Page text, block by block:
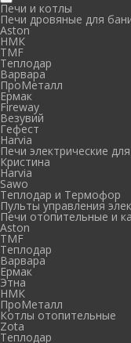
Печи и котлы
Печи дровяные для
Aston
НМК
TMF
Теплодар
Варвара
ПроМеталл
Ермак
Fireway
Везувий
Гефест
Harvia
Печи электрические
Кристина
Harvia
Sawo
Теплодар и Термофор
Пульты управления
Печи отопительные и
Aston
TMF
Теплодар
Варвара
Ермак
Этна
НМК
ПроМеталл
Котлы отопительные
Zota
Теплодар